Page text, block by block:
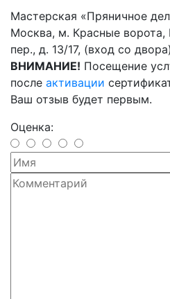
Мастерская «Пряничное
Москва, м. Красные
пер., д. 13/17, (вход со двора)
ВНИМАНИЕ! Посещение
после активации
Ваш отзыв будет первым.
Оценка: